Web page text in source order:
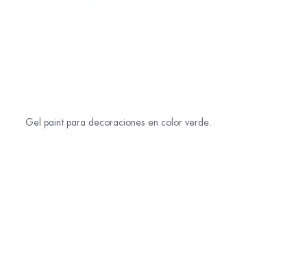
Gel paint para decoraciones en color verde.